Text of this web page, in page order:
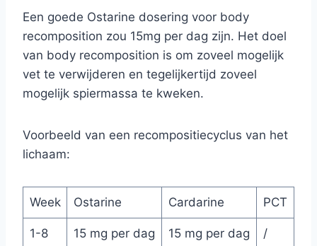
Een goede Ostarine dosering voor body
recomposition zou 15mg per dag zijn. Het doel
van body recomposition is om zoveel mogelijk
vet te verwijderen en tegelijkertijd zoveel
mogelijk spiermassa te kweken.
Voorbeeld van een recompositiecyclus van het
lichaam:
Week Ostarine Cardarine PCT
1-8 15 mg per dag 15 mg per dag /